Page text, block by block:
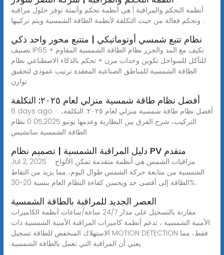
أنظمة التحكم والمراقبة | هي أنظمة تحكم وأتمتة توفر حلول مراقبة
وتحكم فعالة من حيث التكلفة لأنظمة الطاقة الشمسية ويتم تركيبها .
نظام تتبع شمسي أوتوماتيكي | متتبع محور واحد ذكي
تصنيف IP65 + تكيف مع المد والجزر نظام الطاقة الشمسية المقاوم
للتآكل للسواحل تكوين وحدات مرن + تحكم بالذكاء الاصطناعي نظام
الطاقة الشمسية للمناطق الصناعية المعقدة ترتيب عمودي لتحقيق
توازن
أفضل نظام طاقة شمسية منزلي لعام ٢٠٢٥: التكلفة
6 days ago · أفضل نظام طاقة شمسية منزلي لعام ٢٠٢٥: التكلفة،
التركيب، شرح الفرق بين البطارية وعدمها يونيو 05,2025 0 نظام
الطاقة الشمسية سانشيس
دليل المراقبة الشمسية | تصميم نظام PV متقدم
Jul 2, 2025 · مراقبات الشمس هي أنظمة متقدمة تمكن الألواح
الشمسية من متابعة حركة الشمس طوال اليوم، مما يزيد من التقاط
الطاقة إلى أقصى حد ويحسن كفاءة النظام العام بنسبة 20-30%.
العصر الجديد للمراقبة بالطاقة الشمسية
مقارنة بالتسجيل على مدار 24/7 ساعة/ساعات أنظمة الكاميرات
الأمنية الشمسية ، تدعم أنظمة كاميرات المراقبة الأمنية الشمسية ذات
الاستهلاك المنخفض للطاقة تسجيل MOTION DETECTION فقط، مما
يعني أن المراقبة التي تعمل بالطاقة الشمسية